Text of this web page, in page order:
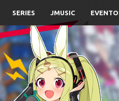
SERIES JMUSIC